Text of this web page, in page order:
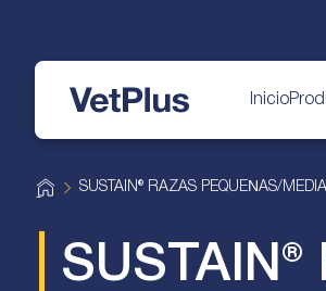
Inicio
H
o
e
SUSTAIN® RAZAS PEQUEÑAS/